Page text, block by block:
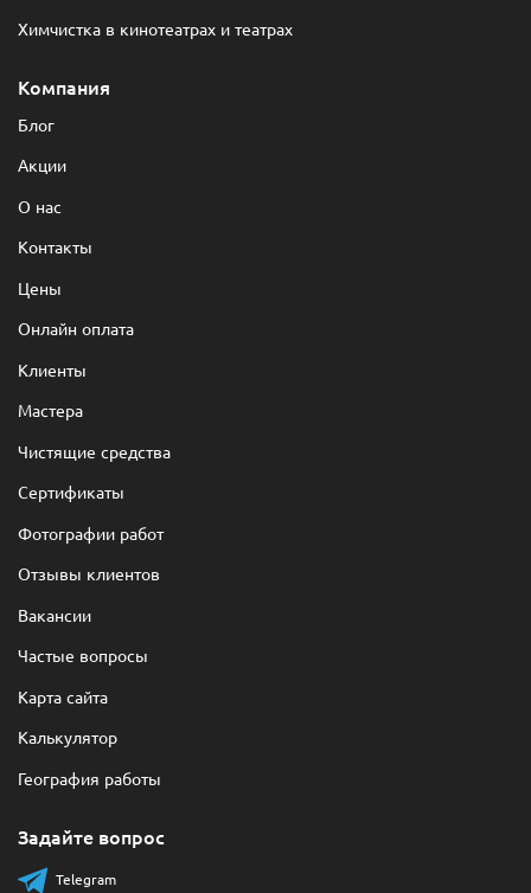
Химчистка в кинотеатрах и театрах
Компания
Блог
Акции
О нас
Контакты
Цены
Онлайн оплата
Клиенты
Мастера
Чистящие средства
Сертификаты
Фотографии работ
Отзывы клиентов
Вакансии
Частые вопросы
Карта сайта
Калькулятор
География работы
Задайте вопрос
Telegram